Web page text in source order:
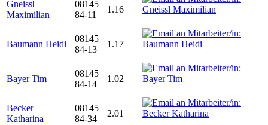
Gneissl
Maximilian
08145
84-11
1.16
Baumann Heidi
08145
84-13
1.17
Bayer Tim
08145
84-14
1.02
Becker
Katharina
08145
84-34
2.01